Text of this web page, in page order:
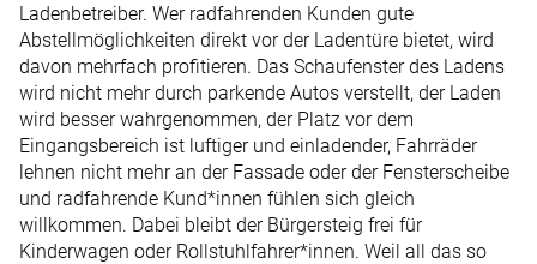
Ladenbetreiber. Wer radfahrenden Kunden gute
Abstellmöglichkeiten direkt vor der Ladentüre bietet, wird
davon mehrfach profitieren. Das Schaufenster des Ladens
wird nicht mehr durch parkende Autos verstellt, der Laden
wird besser wahrgenommen, der Platz vor dem
Eingangsbereich ist luftiger und einladender, Fahrräder
lehnen nicht mehr an der Fassade oder der Fensterscheibe
und radfahrende Kund*innen fühlen sich gleich
willkommen. Dabei bleibt der Bürgersteig frei für
Kinderwagen oder Rollstuhlfahrer*innen. Weil all das so